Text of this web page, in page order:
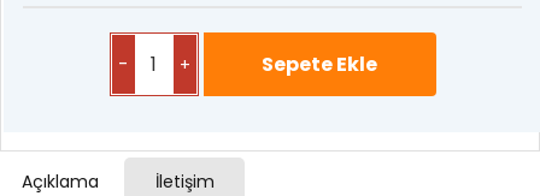
- +
Açıklama İletişim